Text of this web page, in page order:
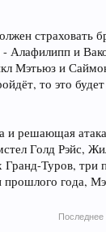
- Алафилипп и
Мэтьюз и
то это
и решающая
Голд Рэйс,
Гранд-Туров,
года,
Последнее